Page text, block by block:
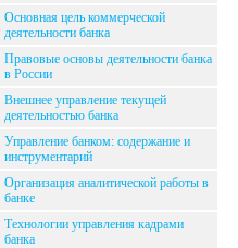
Основная цель коммерческой
деятельности банка
Правовые основы деятельности банка
в России
Внешнее управление текущей
деятельностью банка
Управление банком: содержание и
инструментарий
Организация аналитической работы в
банке
Технологии управления кадрами
банка